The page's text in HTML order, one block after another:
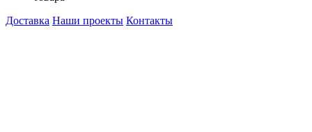
Доставка Наши проекты Контакты